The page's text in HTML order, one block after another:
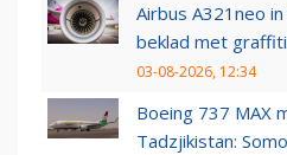
Airbus A321neo
beklad met graffiti
03-08-2026, 12:34
Boeing 737 MAX
Tadzjikistan: